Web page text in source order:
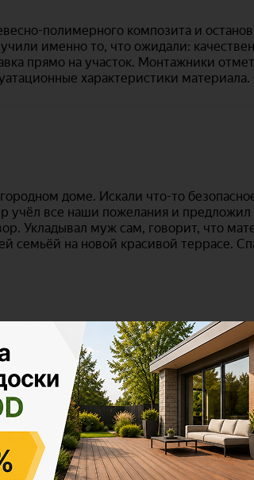
Polywood на карте Москвы — Яндекс Карты